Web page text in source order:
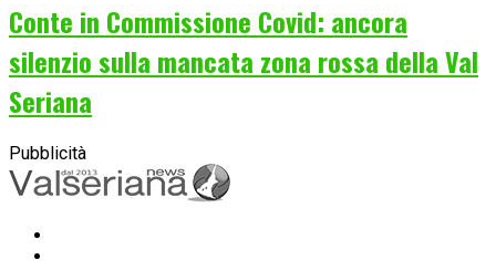
Conte in Commissione Covid: ancora
silenzio sulla mancata zona rossa della Val
Seriana
Pubblicità